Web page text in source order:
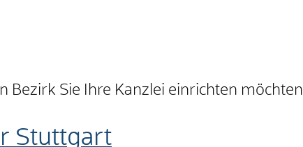
Bezirk Sie Ihre Kanzlei einrichten möchten
Stuttgart